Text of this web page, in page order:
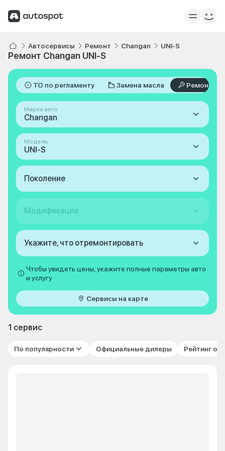
Автосервисы Ремонт Changan UNI-S
Ремонт Changan UNI-S
ТО по регламенту Замена масла Ремонт
Марка авто
Changan
Модель
UNI-S
Поколение
Модификация
Укажите, что отремонтировать
Чтобы увидеть цены, укажите полные параметры авто
и услугу
Сервисы на карте
1 сервис
По популярности Официальные дилеры Рейтинг